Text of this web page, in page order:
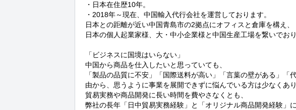
・日本在住歴10年。
・2018年～現在、中国輸入代行会社を運営しております。
日本との距離が近い中国青島市の2拠点にオフィスと倉庫を構え、
日本の個人起業家様、大・中小企業様と中国生産工場を繋いでおり
「ビジネスに国境はいらない」
中国から商品を仕入したいと思っていても、
「製品の品質に不安」「国際送料が高い」「言葉の壁がある」「
由から、思うように事業を展開できずに悩んでいる方は少なくあり
貿易実務や商品開発に長い時間を費やさなくとも、
弊社の長年「日中貿易実務経験」と「オリジナル商品開発経験」